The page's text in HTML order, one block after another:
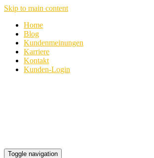
Skip to main content
Home
Blog
Kundenmeinungen
Karriere
Kontakt
Kunden-Login
Toggle navigation